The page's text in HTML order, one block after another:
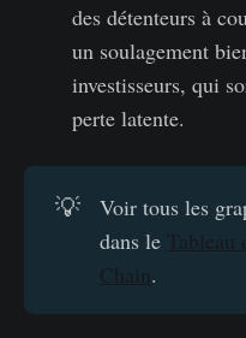
des détenteurs à
un soulagement
investisseurs, qui
perte latente.
💡
Voir tous les
dans le Tableau
Chain.